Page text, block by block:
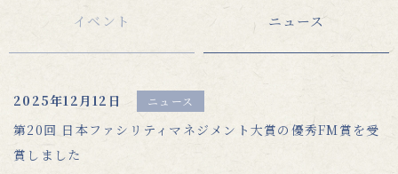
イベント ニュース
2025年12月12日 ニュース
第20回 日本ファシリティマネジメント大賞の優秀FM賞を受
賞しました